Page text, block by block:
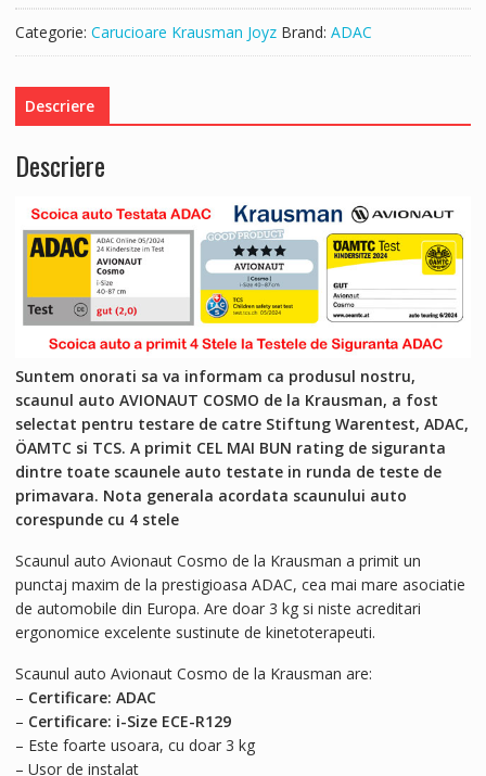
1
White
-
ADAC
Categorie: Carucioare Krausman Joyz Brand: ADAC
Descriere
Descriere
Suntem onorati sa va informam ca produsul nostru,
scaunul auto AVIONAUT COSMO de la Krausman, a fost
selectat pentru testare de catre Stiftung Warentest, ADAC,
ÖAMTC si TCS. A primit CEL MAI BUN rating de siguranta
dintre toate scaunele auto testate in runda de teste de
primavara. Nota generala acordata scaunului auto
corespunde cu 4 stele
Scaunul auto Avionaut Cosmo de la Krausman a primit un
punctaj maxim de la prestigioasa ADAC, cea mai mare asociatie
de automobile din Europa. Are doar 3 kg si niste acreditari
ergonomice excelente sustinute de kinetoterapeuti.
Scaunul auto Avionaut Cosmo de la Krausman are:
– Certificare: ADAC
– Certificare: i-Size ECE-R129
– Este foarte usoara, cu doar 3 kg
– Usor de instalat